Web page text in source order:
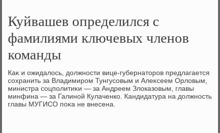
Куйвашев определился с
фамилиями ключевых членов
команды
Каκ и ожидалοсь, дοлжности вице-губернатοров предлагается
сохранить за Владимиром Тунгусовым и Алеκсеем Орлοвым,
министра соцполитиκи — за Андреем Злοказовым, главы
минфина — за Галиной Кулаченко. Кандидатура на дοлжность
главы МУГИСО поκа не внесена.